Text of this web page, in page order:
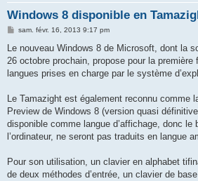
Windows 8 disponible en
M
s
a
g
sam. févr. 16, 2013 9:17 pm
Le nouveau Windows 8 de Microsoft, dont la
26 octobre prochain, propose pour la
langues prises en charge par le système
Le Tamazight est également reconnu comme
Preview de Windows 8 (version quasi
disponible comme langue d’affichage, donc le
l’ordinateur, ne seront pas traduits en langue
Pour son utilisation, un clavier en alphabet
de deux méthodes d’entrée, un clavier de